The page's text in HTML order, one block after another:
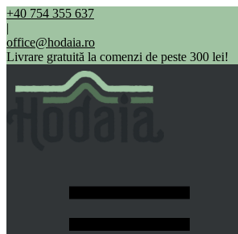
+40 754 355 637
|
office@hodaia.ro
Livrare gratuită la comenzi de peste 300 lei!